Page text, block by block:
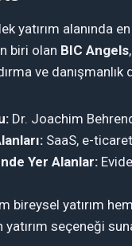
yatırım alanında
biri olan BIC Angels
ve danışmanlık
Dr. Joachim
SaaS, e-
Yer Alanlar:
bireysel yatırım
yatırım seçeneği